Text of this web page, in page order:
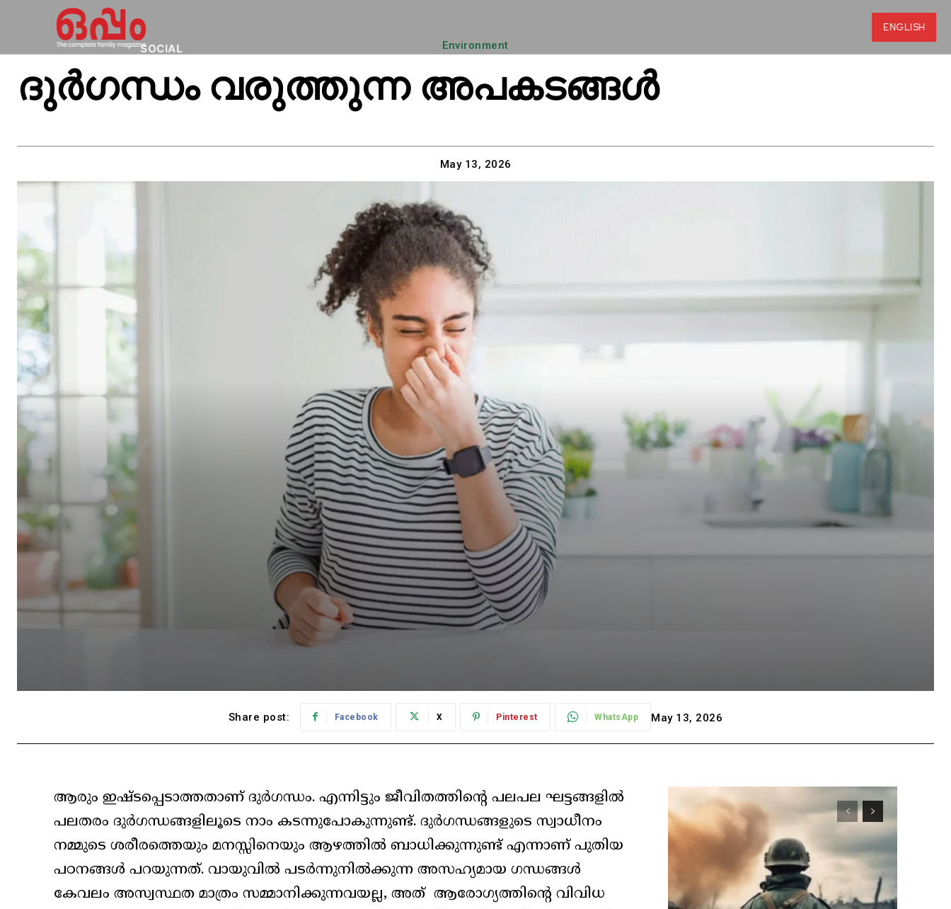
SOCIAL
ENGLISH
Environment
ദുർഗന്ധം വരുത്തുന്ന അപകടങ്ങൾ
May 13, 2026
Share post: Facebook X Pinterest WhatsApp May 13, 2026
ആരും ഇഷ്ടപ്പെടാത്തതാണ് ദുർഗന്ധം. എന്നിട്ടും ജീവിതത്തിന്റെ പലപല ഘട്ടങ്ങളിൽ
പലതരം ദുർഗന്ധങ്ങളിലൂടെ നാം കടന്നുപോകുന്നുണ്ട്. ദുർഗന്ധങ്ങളുടെ സ്വാധീനം
നമ്മുടെ ശരീരത്തെയും മനസ്സിനെയും ആഴത്തിൽ ബാധിക്കുന്നുണ്ട് എന്നാണ് പുതിയ
പഠനങ്ങൾ പറയുന്നത്. വായുവിൽ പടർന്നുനിൽക്കുന്ന അസഹ്യമായ ഗന്ധങ്ങൾ
കേവലം അസ്വസ്ഥത മാത്രം സമ്മാനിക്കുന്നവയല്ല, അത് ആരോഗ്യത്തിന്റെ വിവിധ